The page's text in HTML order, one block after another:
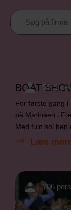
5512
BOAT
For første gang i
på Marinaen i
Med fuld sol hen
Læs
706